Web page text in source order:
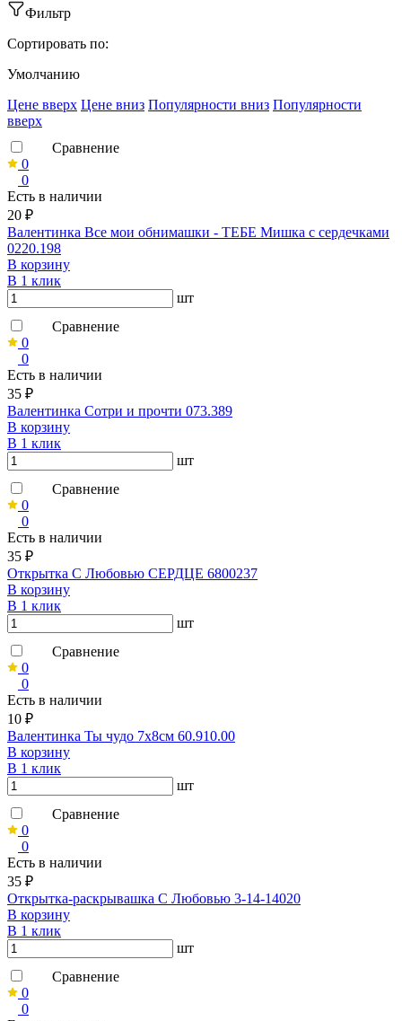
Фильтр
Сортировать по:
Умолчанию
Ценe вверх Ценe вниз Популярности вниз Популярности
вверх
Сравнение
0
0
Есть в наличии
20 ₽
Валентинка Все мои обнимашки - ТЕБЕ Мишка с сердечками
0220.198
В корзину
В 1 клик
шт
Сравнение
0
0
Есть в наличии
35 ₽
Валентинка Сотри и прочти 073.389
В корзину
В 1 клик
шт
Сравнение
0
0
Есть в наличии
35 ₽
Открытка С Любовью СЕРДЦЕ 6800237
В корзину
В 1 клик
шт
Сравнение
0
0
Есть в наличии
10 ₽
Валентинка Ты чудо 7х8см 60.910.00
В корзину
В 1 клик
шт
Сравнение
0
0
Есть в наличии
35 ₽
Открытка-раскрывашка С Любовью 3-14-14020
В корзину
В 1 клик
шт
Сравнение
0
0